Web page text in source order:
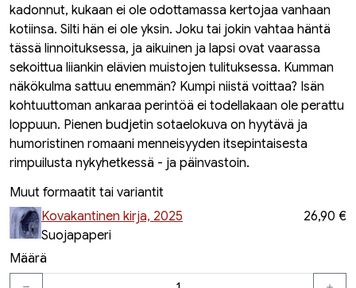
kadonnut, kukaan ei ole odottamassa kertojaa vanhaan
kotiinsa. Silti hän ei ole yksin. Joku tai jokin vahtaa häntä
tässä linnoituksessa, ja aikuinen ja lapsi ovat vaarassa
sekoittua liiankin elävien muistojen tulituksessa. Kumman
näkökulma sattuu enemmän? Kumpi niistä voittaa? Isän
kohtuuttoman ankaraa perintöä ei todellakaan ole perattu
loppuun. Pienen budjetin sotaelokuva on hyytävä ja
humoristinen romaani menneisyyden itsepintaisesta
rimpuilusta nykyhetkessä - ja päinvastoin.
Muut formaatit tai variantit
Kovakantinen kirja, 2025
Suojapaperi
26,90 €
Määrä